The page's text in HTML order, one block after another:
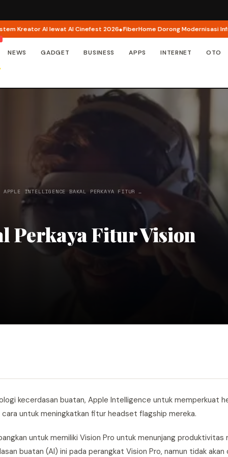
AI lewat AI Cinefest 2026 FiberHome Dorong Modernisasi
NEWS GADGET BUSINESS APPS INTERNET OTO
APPLE INTELLIGENCE BAKAL PERKAYA FITUR …
Perkaya Fitur Vision
kecerdasan buatan, Apple Intelligence untuk memperkuat
untuk meningkatkan fitur headset flagship mereka.
untuk memiliki Vision Pro untuk menunjang produktivitas
buatan (AI) ini pada perangkat Vision Pro, namun tidak akan